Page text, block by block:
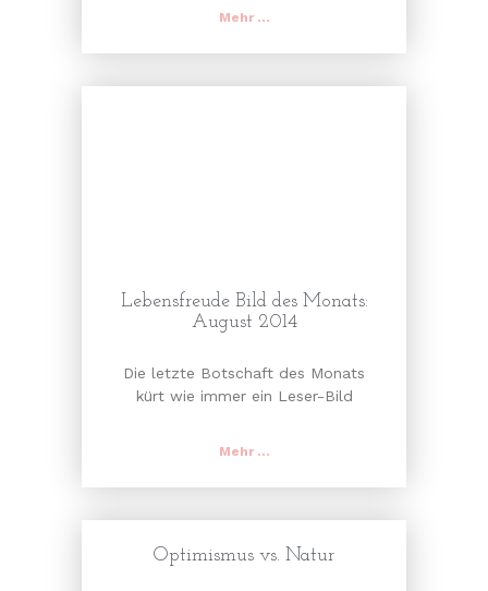
Mehr ...
Lebensfreude Bild des Monats:
August 2014
Die letzte Botschaft des Monats
kürt wie immer ein Leser-Bild
Mehr ...
Optimismus vs. Natur